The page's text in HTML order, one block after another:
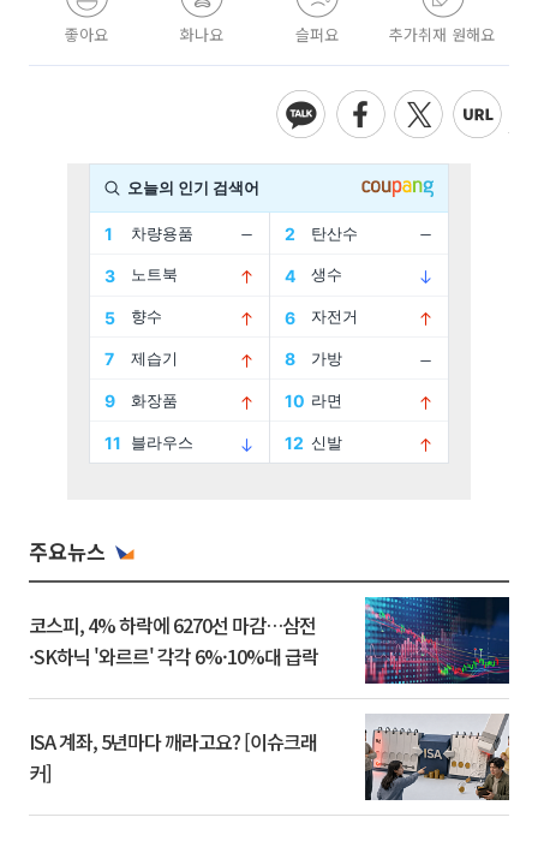
좋아요 화나요 슬퍼요 추가취재 원해요
주요뉴스
코스피, 4% 하락에 6270선 마감…삼전
·SK하닉 '와르르' 각각 6%·10%대 급락
ISA 계좌, 5년마다 깨라고요? [이슈크래
커]